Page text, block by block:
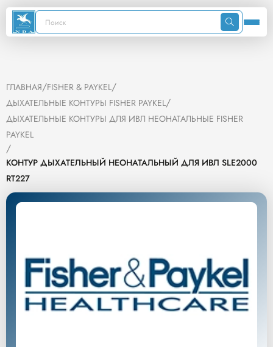
ГЛАВНАЯ/FISHER & PAYKEL/
ДЫХАТЕЛЬНЫЕ КОНТУРЫ FISHER PAYKEL/
ДЫХАТЕЛЬНЫЕ КОНТУРЫ ДЛЯ ИВЛ НЕОНАТАЛЬНЫЕ FISHER
PAYKEL
/
КОНТУР ДЫХАТЕЛЬНЫЙ НЕОНАТАЛЬНЫЙ ДЛЯ ИВЛ SLE2000
RT227